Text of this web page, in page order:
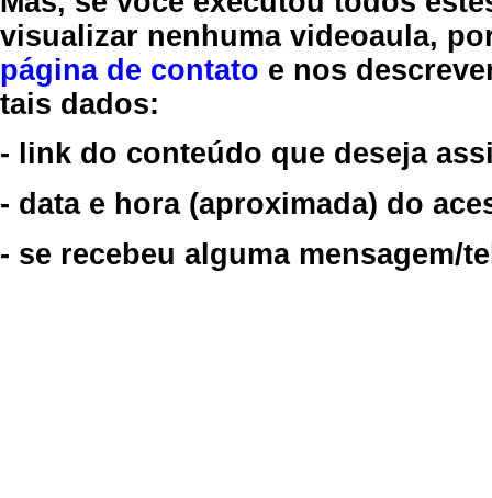
visualizar nenhuma videoaula,
página de contato e nos
tais dados:
- link do conteúdo que deseja
- data e hora (aproximada) do
- se recebeu alguma mensagem/